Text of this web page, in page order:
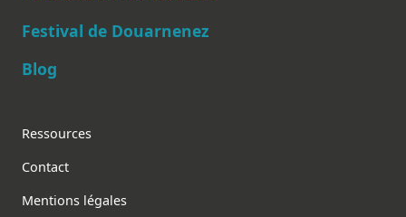
Festival de Douarnenez
Blog
Footer
Ressources
Contact
Mentions légales